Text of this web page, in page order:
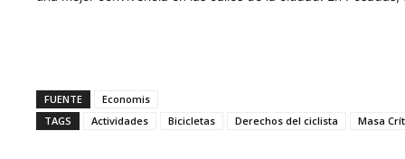
FUENTE
Economis
TAGS
Actividades Bicicletas Derechos del ciclista Masa